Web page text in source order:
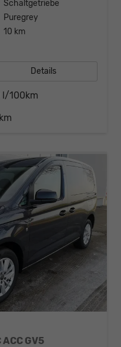
Schaltgetriebe
Puregrey
10 km
Details
l/100km
GV5